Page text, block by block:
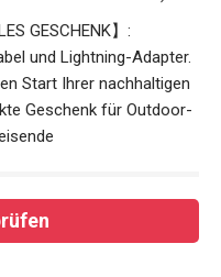
GESCHENK】:
und Lightning-Adapter.
Start Ihrer nachhaltigen
Geschenk für Outdoor-